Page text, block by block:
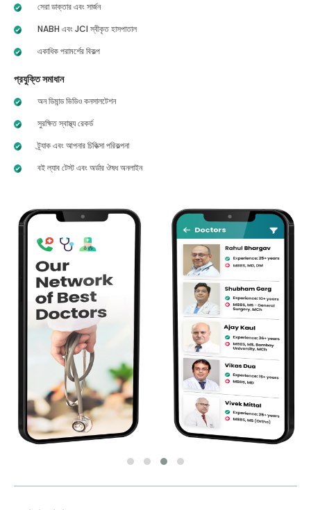
সেরা ডাক্তার এবং সার্জন
NABH এবং JCI স্বীকৃত হাসপাতাল
একাধিক পরামর্শের বিকল্প
প্রযুক্তি সমাধান
অন ডিমান্ড ভিডিও কনসালটেশন
সুরক্ষিত স্বাস্থ্য রেকর্ড
ট্র্যাক এবং আপনার চিকিত্সা পরিকল্পনা
বই ল্যাব টেস্ট এবং অর্ডার ঔষধ অনলাইন